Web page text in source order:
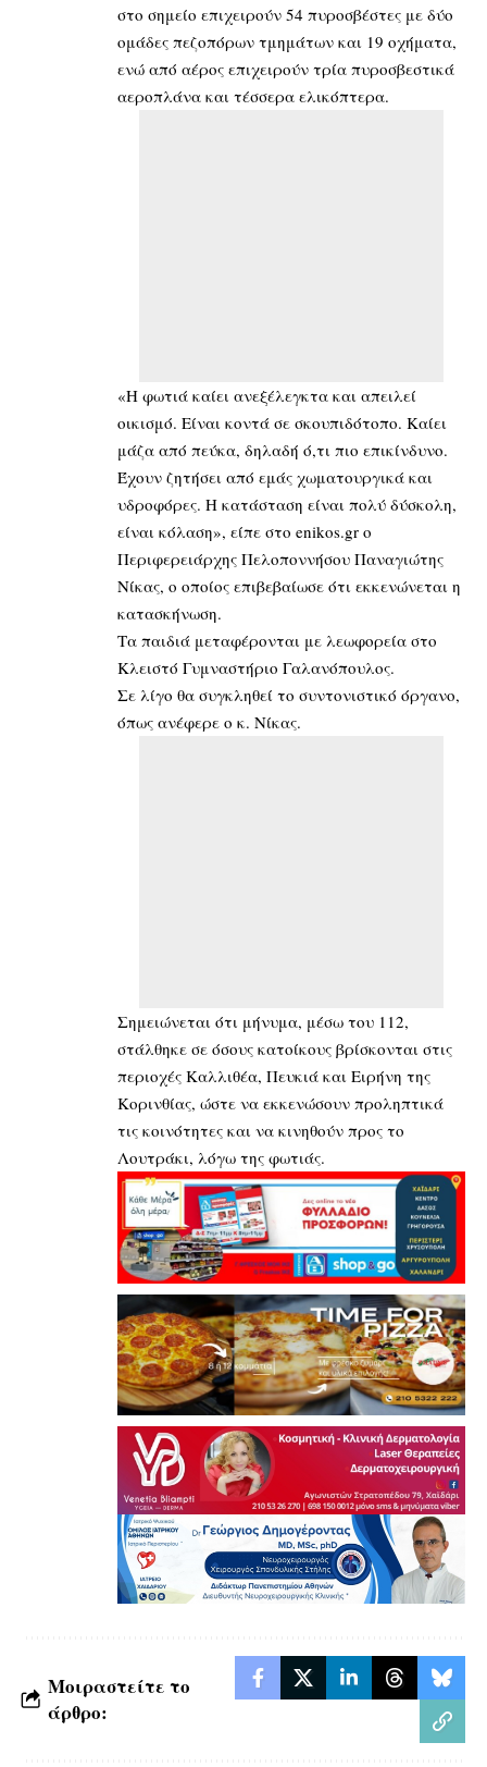
στο σημείο επιχειρούν 54 πυροσβέστες με δύο
ομάδες πεζοπόρων τμημάτων και 19 οχήματα,
ενώ από αέρος επιχειρούν τρία πυροσβεστικά
αεροπλάνα και τέσσερα ελικόπτερα.
«Η φωτιά καίει ανεξέλεγκτα και απειλεί
οικισμό. Είναι κοντά σε σκουπιδότοπο. Καίει
μάζα από πεύκα, δηλαδή ό,τι πιο επικίνδυνο.
Έχουν ζητήσει από εμάς χωματουργικά και
υδροφόρες. Η κατάσταση είναι πολύ δύσκολη,
είναι κόλαση», είπε στο enikos.gr o
Περιφερειάρχης Πελοποννήσου Παναγιώτης
Νίκας, ο οποίος επιβεβαίωσε ότι εκκενώνεται η
κατασκήνωση.
Tα παιδιά μεταφέρονται με λεωφορεία στο
Κλειστό Γυμναστήριο Γαλανόπουλος.
Σε λίγο θα συγκληθεί το συντονιστικό όργανο,
όπως ανέφερε ο κ. Νίκας.
Σημειώνεται ότι μήνυμα, μέσω του 112,
στάλθηκε σε όσους κατοίκους βρίσκονται στις
περιοχές Καλλιθέα, Πευκιά και Ειρήνη της
Κορινθίας, ώστε να εκκενώσουν προληπτικά
τις κοινότητες και να κινηθούν προς το
Λουτράκι, λόγω της φωτιάς.
Μοιραστείτε το
άρθρο: